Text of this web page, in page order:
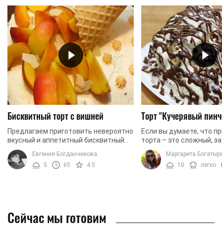
Бисквитный торт с вишней
Предлагаем приготовить невероятно
вкусный и аппетитный бисквитный
торт с вишней, которым вы легко
сможете удивить своих гостей. Вы в
любое время ...
Евгения Богданчикова
5
65 4.5
Торт "Кучерявый
Если вы думаете, что
торта – это сложный,
длительный процесс,
ознакомившись с
вкусного и нежного ...
Маргарита
10
легко
Сейчас мы готовим